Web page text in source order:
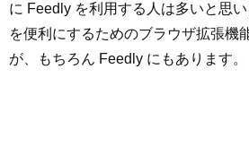
に Feedly を利用する人は多いと思
を便利にするためのブラウザ拡張機
が、もちろん Feedly にもあります。